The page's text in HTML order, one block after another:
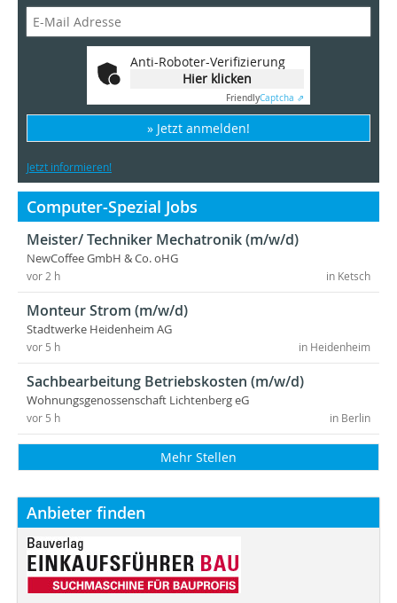
Anti-Roboter-Verifizierung
Hier klicken
FriendlyCaptcha ⇗
» Jetzt anmelden!
Jetzt informieren!
Computer-Spezial Jobs
Meister/ Techniker Mechatronik (m/w/d)
NewCoffee GmbH & Co. oHG
in Ketsch
vor 2 h
Monteur Strom (m/w/d)
Stadtwerke Heidenheim AG
in Heidenheim
vor 5 h
Sachbearbeitung Betriebskosten (m/w/d)
Wohnungsgenossenschaft Lichtenberg eG
in Berlin
vor 5 h
Mehr Stellen
Anbieter finden